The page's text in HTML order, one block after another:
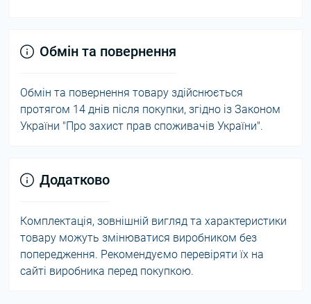
Обмін та повернення
Обмін та повернення товару здійснюється
протягом 14 днів після покупки, згідно із Законом
України "Про захист прав споживачів України".
Додатково
Комплектація, зовнішній вигляд та характеристики
товару можуть змінюватися виробником без
попередження. Рекомендуємо перевіряти їх на
сайті виробника перед покупкою.